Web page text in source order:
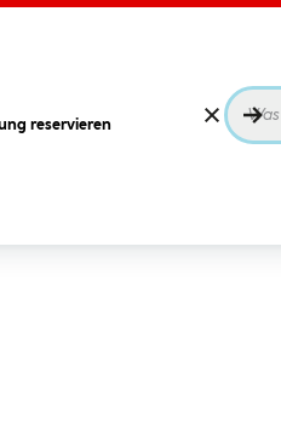
reservieren